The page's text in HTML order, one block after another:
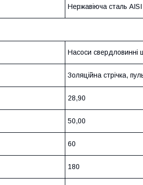
Нержавіюча сталь
Насоси свердловинні
Золяційна стрічка,
28,90
50,00
60
180